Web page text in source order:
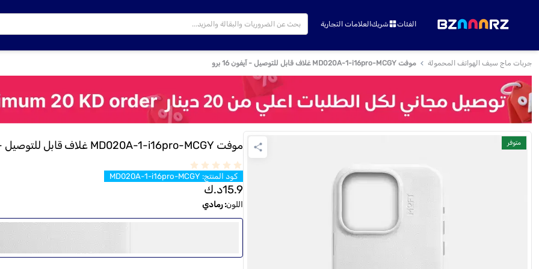
الفئات شريكالعلامات التجارية
جربات ماج سيف الهواتف المحمولة موفت MD020A-1-i16pro-MCGY غلاف قابل للتوصيل - آيفون 16 برو
متوفر موفت MD020A-1-i16pro-MCGY غلاف قابل للتوصيل - آيفون 16 برو
كود المنتج:
MD020A-1-i16pro-MCGY
15.9د.ك
اللون:رمادي